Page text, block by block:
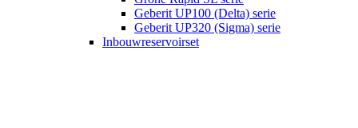
Geberit UP100 (Delta) serie
Geberit UP320 (Sigma) serie
Inbouwreservoirset